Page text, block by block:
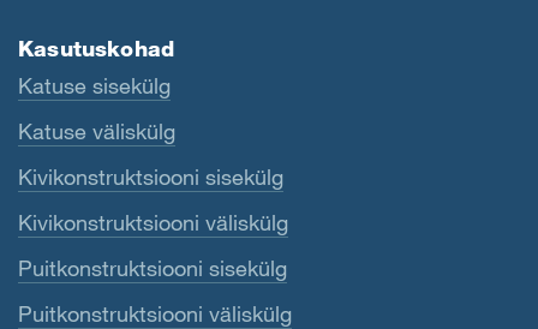
Kasutuskohad
Katuse sisekülg
Katuse väliskülg
Kivikonstruktsiooni sisekülg
Kivikonstruktsiooni väliskülg
Puitkonstruktsiooni sisekülg
Puitkonstruktsiooni väliskülg